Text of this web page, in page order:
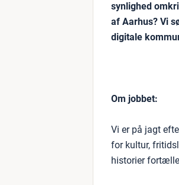
synlighed
af Aarhus? Vi
digitale
Om jobbet:
Vi er på jagt
for kultur,
historier